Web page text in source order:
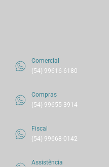
Comercial
(54) 99616-6180
Compras
(54) 99655-3914
Fiscal
(54) 99668-0142
Assistência